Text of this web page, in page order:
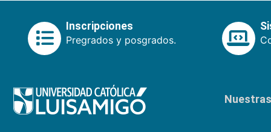
Inscripciones
Pregrados y posgrados.